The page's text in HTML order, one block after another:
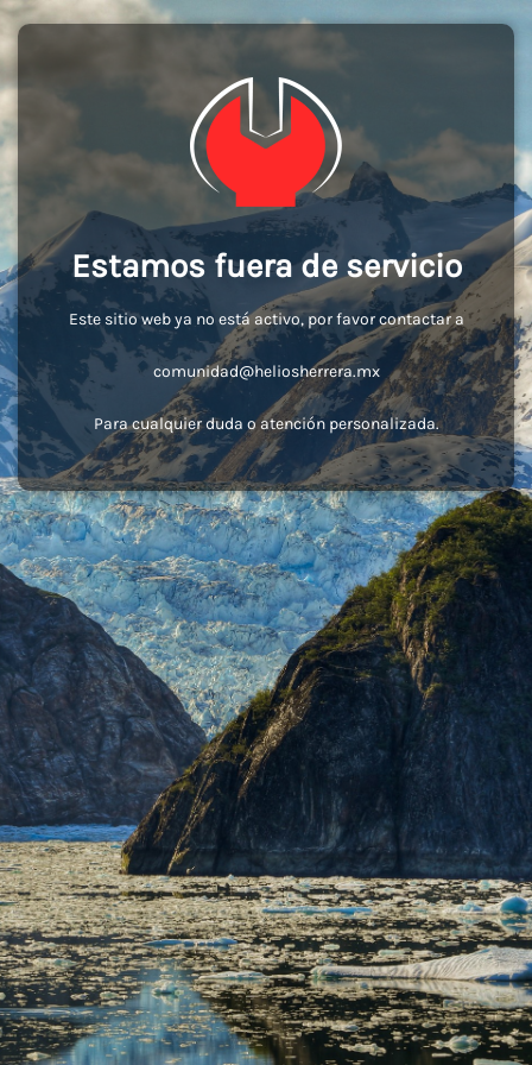
Estamos fuera de servicio
Este sitio web ya no está activo, por favor contactar a
comunidad@heliosherrera.mx
Para cualquier duda o atención personalizada.